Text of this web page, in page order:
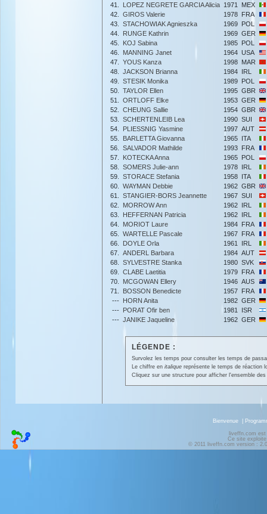
41.
LOPEZ NEGRETE GARCIA Alicia 1971
MEX
42.
GIROS Valerie 1978 FRA
43.
STACHOWIAK Agnieszka 1969 POL
44.
RUNGE Kathrin 1969 GER
45.
KOJ Sabina 1985 POL
46.
MANNING Janet 1964 USA
47.
YOUS Kanza 1998 MAR
48.
JACKSON Brianna 1984 IRL
49.
STESIK Monika 1989 POL
50.
TAYLOR Ellen 1995 GBR
51.
ORTLOFF Elke 1953 GER
52.
CHEUNG Sallie 1954 GBR
53.
SCHERTENLEIB Lea 1990 SUI
54.
PLIESSNIG Yasmine 1997 AUT
55.
BARLETTA Giovanna 1965 ITA
56.
SALVADOR Mathilde 1993 FRA
57.
KOTECKA Anna 1965 POL
58.
SOMERS Julie-ann 1978 IRL
59.
STORACE Stefania 1958 ITA
60.
WAYMAN Debbie 1962 GBR
61.
STANGIER-BORS Jeannette 1967 SUI
62.
MORROW Ann 1962 IRL
63.
HEFFERNAN Patricia 1962 IRL
64.
MORIOT Laure 1984 FRA
65.
WARTELLE Pascale 1967 FRA
66.
DOYLE Orla 1961
IRL
67.
ANDERL Barbara 1984 AUT
68.
SYLVESTRE Stanka 1980 SVK
69.
CLABE Laetitia 1979 FRA
70.
MCGOWAN Ellery 1946 AUS
71.
BOSSON Benedicte 1957 FRA
--- HORN Anita 1982 GER
--- PORAT Ofir ben 1981
ISR
--- JANIKE Jaqueline 1962 GER
LÉGENDE :
Survolez les temps pour consulter les temps de
Le chiffre en italiquereprésente le temps de réaction
Cliquez sur une structure pour afficher l'ensemble
Bienvenue
liveffn.com
Ce site
© 2011 liveffn.com version :